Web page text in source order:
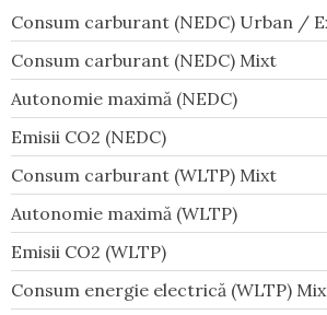
Consum carburant (NEDC) Urban /
Consum carburant (NEDC) Mixt
Autonomie maximă (NEDC)
Emisii CO2 (NEDC)
Consum carburant (WLTP) Mixt
Autonomie maximă (WLTP)
Emisii CO2 (WLTP)
Consum energie electrică (WLTP)